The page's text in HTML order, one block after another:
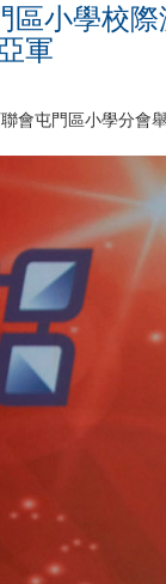
區小學校
軍
會屯門區小學分會